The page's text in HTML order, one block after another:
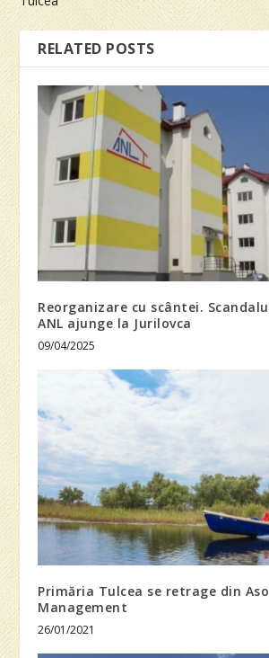
RELATED POSTS
Reorganizare cu scântei.
ANL ajunge la Jurilovca
09/04/2025
Primăria Tulcea se retrage din
Management
26/01/2021